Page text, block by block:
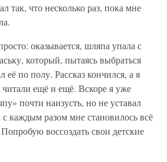
так, что несколько раз, пока мне
оказывается, шляпа упала с
который, пытаясь выбраться
её по полу. Рассказ кончился, а я
ещё и ещё. Вскоре я уже
почти наизусть, но не уставал
с каждым разом мне становилось всё
воссоздать свои детские